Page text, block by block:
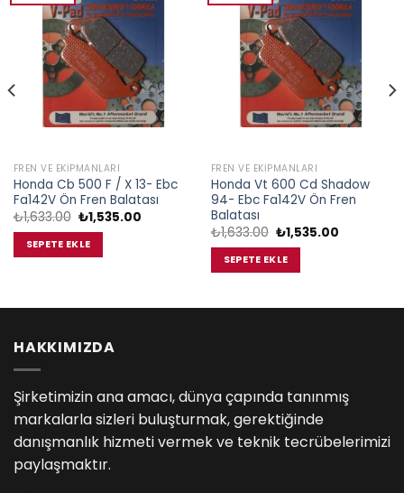
FREN VE EKIPMANLARI
Honda Cb 500 F / X 13- Ebc
Fa142V Ön Fren Balatası
₺1,633.00 Orijinal
fiyat:
₺1,633.00.
₺1,535.00Şu
SEPETE EKLE
FREN VE EKIPMANLARI
Honda Vt 600 Cd Shadow
94- Ebc Fa142V Ön Fren
Balatası
₺1,633.00 Orijinal
fiyat:
₺1,633.00.
₺1,535.00Şu
SEPETE EKLE
HAKKIMIZDA
Şirketimizin ana amacı, dünya çapında tanınmış
markalarla sizleri buluşturmak, gerektiğinde
danışmanlık hizmeti vermek ve teknik tecrübelerimizi
paylaşmaktır.